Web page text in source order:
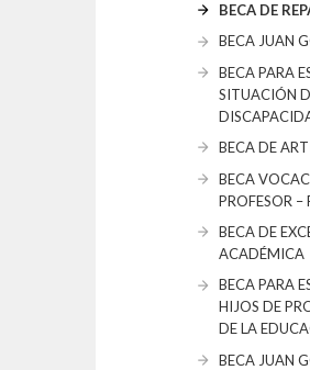
BECA DE
BECA JUAN
BECA PARA
SITUACIÓN
BECA DE
BECA
PROFESOR
BECA DE
ACADÉMICA
BECA PARA
HIJOS DE
DE LA
BECA JUAN